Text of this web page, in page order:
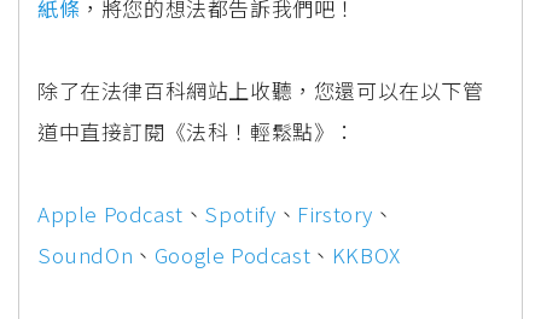
紙條 ，將您的想法都告訴我們吧！
除了在法律百科網站上收聽，您還可以在以下管
道中直接訂閱《法科！輕鬆點》：
Apple Podcast 、 Spotify 、 Firstory 、
SoundOn 、 Google Podcast 、 KKBOX